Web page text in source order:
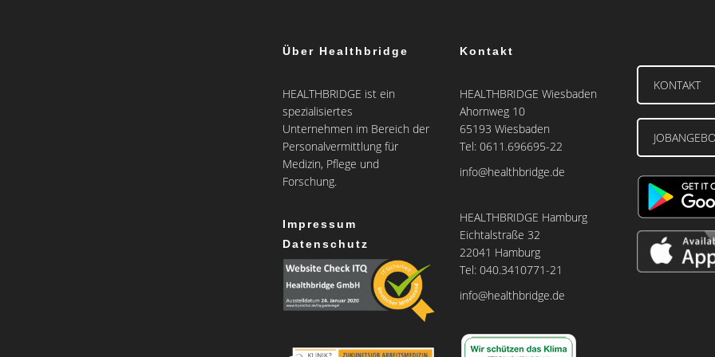
Über Healthbridge
HEALTHBRIDGE ist ein
spezialisiertes
Unternehmen im Bereich der
Personalvermittlung für
Medizin, Pflege und
Forschung.
Impressum
Datenschutz
Kontakt
HEALTHBRIDGE Wiesbaden
Ahornweg 10
65193 Wiesbaden
Tel: 0611.696695-22
info@healthbridge.de
HEALTHBRIDGE Hamburg
Eichtalstraße 32
22041 Hamburg
Tel: 040.3410771-21
info@healthbridge.de
KONTAKT